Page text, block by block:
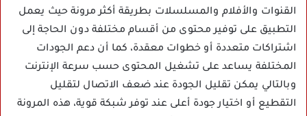
القنوات والأفلام والمسلسلات بطريقة أكثر مرونة حيث يعمل
التطبيق على توفير محتوى من أقسام مختلفة دون الحاجة إلى
اشتراكات متعددة أو خطوات معقدة، كما أن دعم الجودات
المختلفة يساعد على تشغيل المحتوى حسب سرعة الإنترنت
وبالتالي يمكن تقليل الجودة عند ضعف الاتصال لتقليل
التقطيع أو اختيار جودة أعلى عند توفر شبكة قوية، هذه المرونة